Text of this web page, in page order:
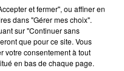
pour voir l’éclipse
part à la recherche de...
pour l'OGC Nice
et fermer", ou affiner en
dans "Gérer mes choix".
sur "Continuer sans
que pour ce site. Vous
votre consentement à tout
en bas de chaque page.